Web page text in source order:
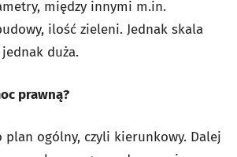
między innymi m.in.
ilość zieleni. Jednak skala
duża.
prawną?
plan ogólny, czyli kierunkowy. Dalej